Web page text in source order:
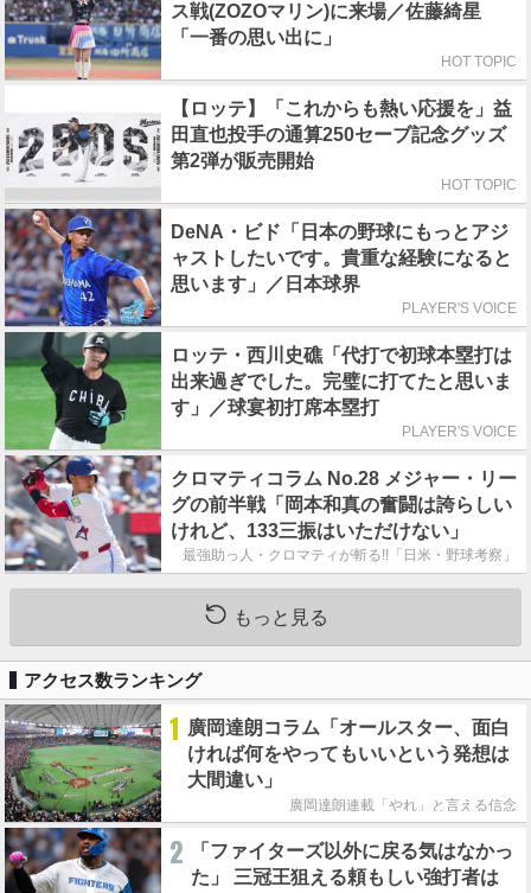
ス戦(ZOZOマリン)に来場／佐藤綺星
「一番の思い出に」
HOT TOPIC
【ロッテ】「これからも熱い応援を」益
田直也投手の通算250セーブ記念グッズ
第2弾が販売開始
HOT TOPIC
DeNA・ビド「日本の野球にもっとアジ
ャストしたいです。貴重な経験になると
思います」／日本球界
PLAYER'S VOICE
ロッテ・西川史礁「代打で初球本塁打は
出来過ぎでした。完璧に打てたと思いま
す」／球宴初打席本塁打
PLAYER'S VOICE
クロマティコラム No.28 メジャー・リー
グの前半戦「岡本和真の奮闘は誇らしい
けれど、133三振はいただけない」
最強助っ人・クロマティが斬る!!「日米・野球考察」
もっと見る
アクセス数ランキング
1 廣岡達朗コラム「オールスター、面白
ければ何をやってもいいという発想は
大間違い」
廣岡達朗連載「やれ」と言える信念
2
「ファイターズ以外に戻る気はなかっ
た」 三冠王狙える頼もしい強打者は